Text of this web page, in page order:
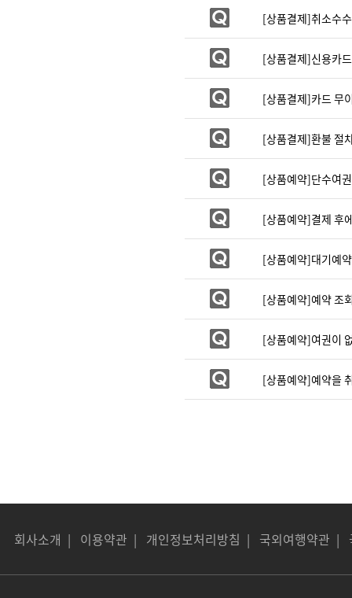
[상품결제]취소수
[상품결제]신용카
[상품결제]카드 무
[상품결제]환불 절
[상품예약]단수여
[상품예약]결제 후
[상품예약]대기예
[상품예약]예약 조
[상품예약]여권이
[상품예약]예약을
회사소개 | 이용약관 | 개인정보처리방침 | 국외여행약관 |